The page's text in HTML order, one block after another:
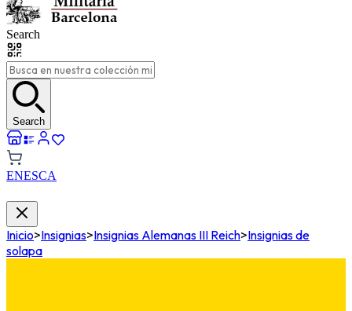
Search
Search
ENESCA
Inicio>Insignias>Insignias Alemanas III Reich>Insignias de
solapa